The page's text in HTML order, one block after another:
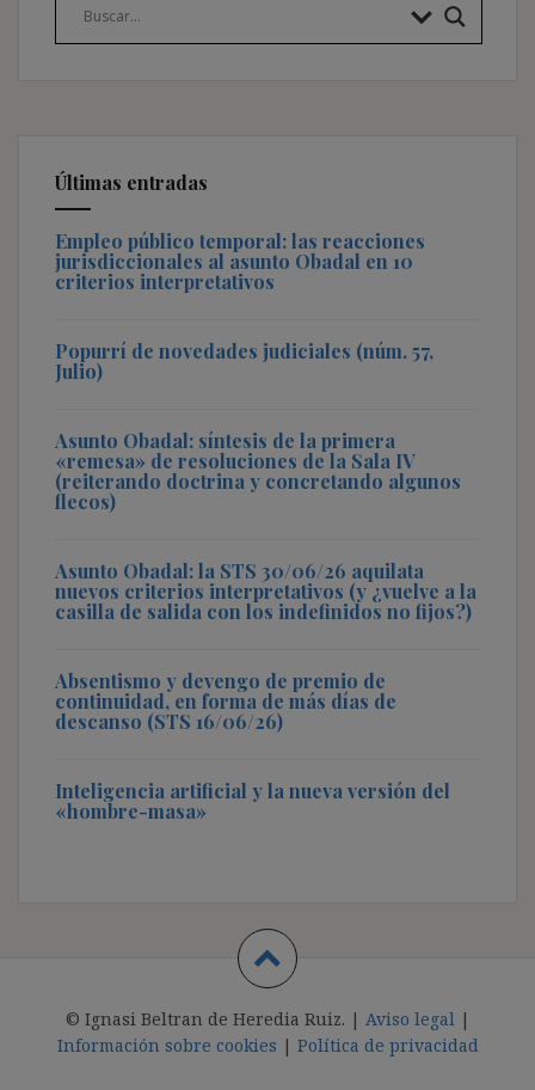
Últimas entradas
Empleo público temporal: las reacciones
jurisdiccionales al asunto Obadal en 10
criterios interpretativos
Popurrí de novedades judiciales (núm. 57,
Julio)
Asunto Obadal: síntesis de la primera
«remesa» de resoluciones de la Sala IV
(reiterando doctrina y concretando algunos
flecos)
Asunto Obadal: la STS 30/06/26 aquilata
nuevos criterios interpretativos (y ¿vuelve a la
casilla de salida con los indefinidos no fijos?)
Absentismo y devengo de premio de
continuidad, en forma de más días de
descanso (STS 16/06/26)
Inteligencia artificial y la nueva versión del
«hombre-masa»
© Ignasi Beltran de Heredia Ruiz. | Aviso legal |
Información sobre cookies | Política de privacidad